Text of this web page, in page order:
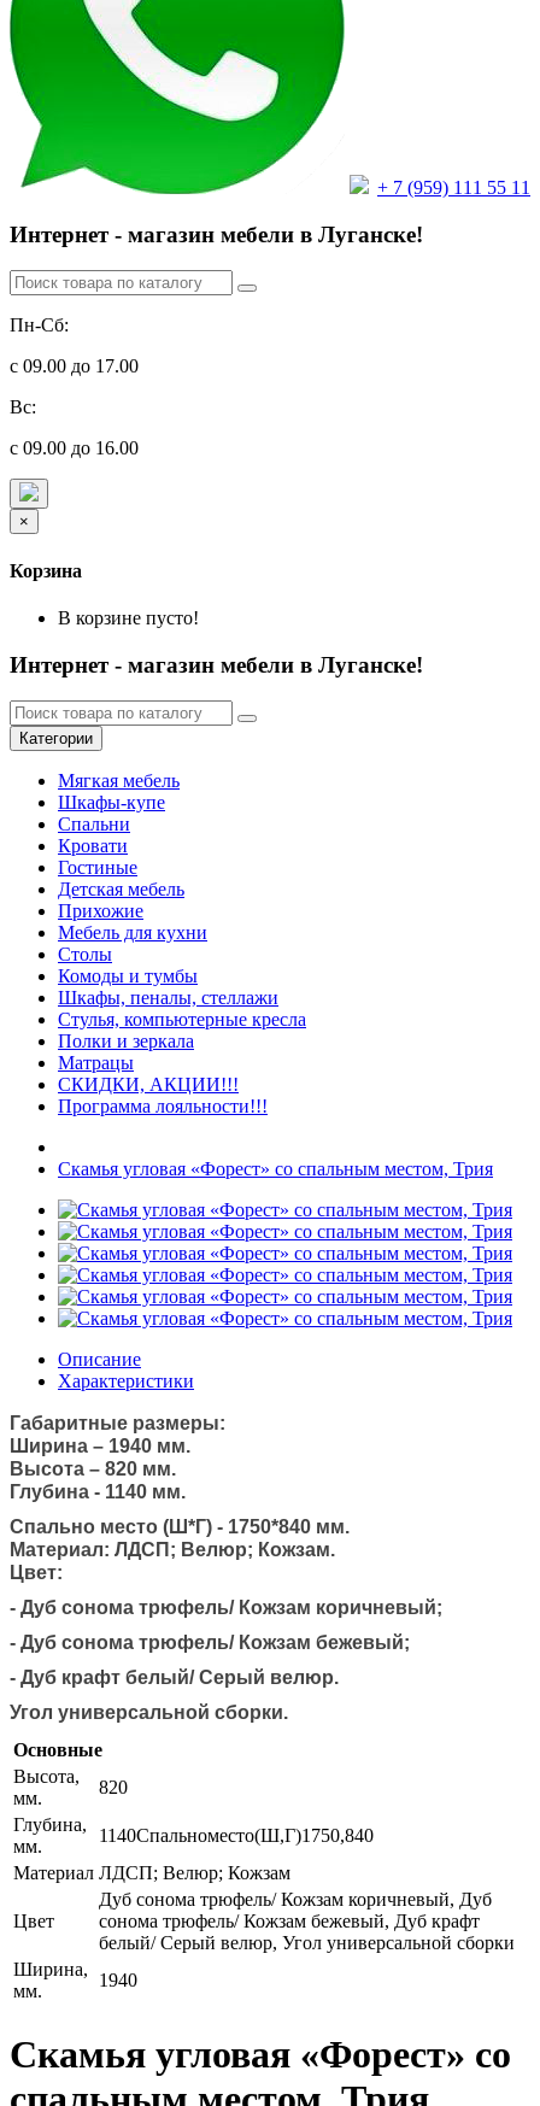
+ 7 (959) 111 55 11
Интернет - магазин мебели в Луганске!
Пн-Сб:
с 09.00 до 17.00
Вс:
с 09.00 до 16.00
×
Корзина
В корзине пусто!
Интернет - магазин мебели в Луганске!
Категории
Мягкая мебель
Шкафы-купе
Спальни
Кровати
Гостиные
Детская мебель
Прихожие
Мебель для кухни
Столы
Комоды и тумбы
Шкафы, пеналы, стеллажи
Стулья, компьютерные кресла
Полки и зеркала
Матрацы
СКИДКИ, АКЦИИ!!!
Программа лояльности!!!
Скамья угловая «Форест» со спальным местом, Трия
Описание
Характеристики
Габаритные размеры:
Ширина – 1940 мм.
Высота – 820 мм.
Глубина - 1140 мм.
Спально место (Ш*Г) - 1750*840 мм.
Материал: ЛДСП; Велюр; Кожзам.
Цвет:
- Дуб сонома трюфель/ Кожзам коричневый;
- Дуб сонома трюфель/ Кожзам бежевый;
- Дуб крафт белый/ Серый велюр.
Угол универсальной сборки.
Основные
Высота,
мм.
820
Глубина,
мм.
1140Спальноместо(Ш,Г)1750,840
Материал ЛДСП; Велюр; Кожзам
Цвет
Дуб сонома трюфель/ Кожзам коричневый, Дуб
сонома трюфель/ Кожзам бежевый, Дуб крафт
белый/ Серый велюр, Угол универсальной сборки
Ширина,
мм.
1940
Скамья угловая «Форест» со